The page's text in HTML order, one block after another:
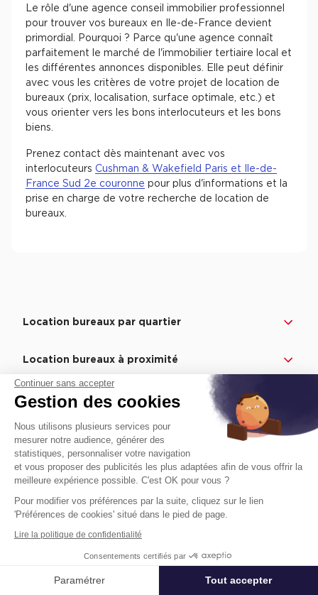
Affiner ma recherche
Le rôle d'une agence conseil immobilier professionnel
pour trouver vos bureaux en Ile-de-France devient
primordial. Pourquoi ? Parce qu'une agence connaît
parfaitement le marché de l'immobilier tertiaire local et
les différentes annonces disponibles. Elle peut définir
avec vous les critères de votre projet de location de
bureaux (prix, localisation, surface optimale, etc.) et
vous orienter vers les bons interlocuteurs et les bons
biens.
Prenez contact dès maintenant avec vos
interlocuteurs Cushman & Wakefield Paris et Ile-de-
France Sud 2e couronne pour plus d'informations et la
prise en charge de votre recherche de location de
bureaux.
Location bureaux par quartier
Location bureaux à proximité
Location Bureaux Villebon-Sur-Yvette
Location Bureaux Nozay
Location Bureaux Les Ulis
Location Bureaux Orsay
Location Bureaux Saulx-Les-Chartreux
Location Bureaux Marcoussis
Location Bureaux Saint-Jean-De-Beauregard
Location Bureaux Palaiseau
Continuer sans accepter
Gestion des cookies
Nous utilisons plusieurs services pour
mesurer notre audience, générer des
statistiques, personnaliser votre navigation
et vous proposer des publicités les plus adaptées afin de vous offrir la
meilleure expérience possible. C'est OK pour vous ?
Pour modifier vos préférences par la suite, cliquez sur le lien
'Préférences de cookies' situé dans le pied de page.
Lire la politique de confidentialité
Consentements certifiés par
Paramétrer Tout accepter